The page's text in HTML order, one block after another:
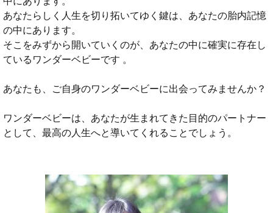
あなたらしく人生を切り拓いてゆく鍵は、あなたの胎内記憶
の中にあります。
そこをみずから開いていくのが、あなたの中に確実に存在し
ているワンダーベビーです 。
あなたも、ご自身のワンダーベビーに出会ってみませんか？
ワンダーベビーは、あなたが生まれてきた目的のパートナー
として、最高の人生へと導いてくれることでしょう。